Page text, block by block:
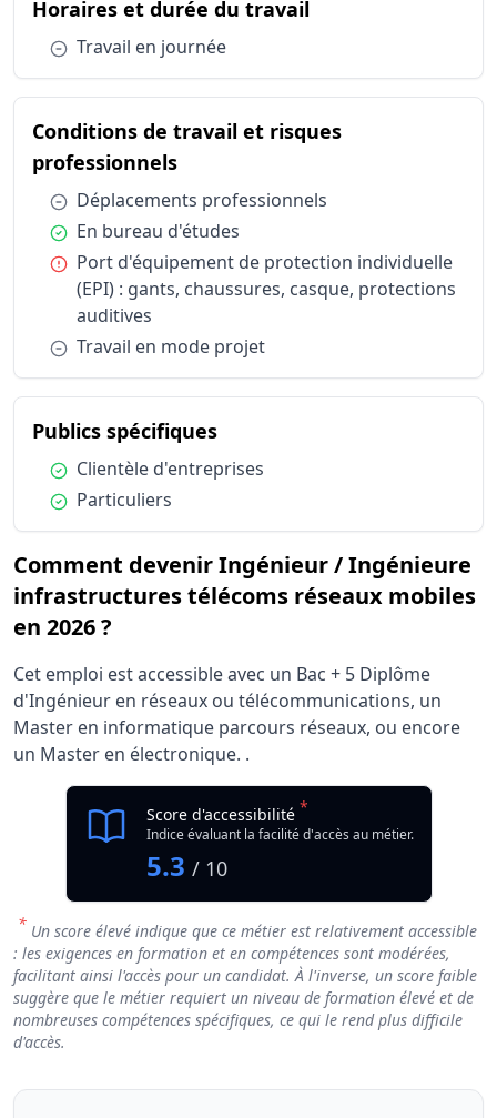
Catégorie
Horaires et durée du travail
Conditions de travail et risques professionnels
Conditions de travail et risques professionnelsEn
Conditions de travail et risques professionnels
Conditions de travail et risques professionnels
Publics spécifiques
Publics spécifiques
Horaires et durée du travaildu métier
Condition :
Travail en journée
Conditions de travail et risques
professionnelsdu métier Ingénieur /
Condition :
Déplacements professionnels
Condition :
En bureau d'études
Condition :
Port d'équipement de protection individuelle
(EPI) : gants, chaussures, casque, protections
auditives
Condition :
Travail en mode projet
Publics spécifiquesdu métier Ingénieur /
Condition :
Clientèle d'entreprises
Condition :
Particuliers
Comment devenir Ingénieur / Ingénieure
infrastructures télécoms réseaux mobiles
en 2026 ?
Cet emploi est accessible avec un Bac + 5 Diplôme
d'Ingénieur en réseaux ou télécommunications, un
Master en informatique parcours réseaux, ou encore
un Master en électronique. .
Score d'accessibilité *
Indice évaluant la facilité d'accès au métier.
5.3 / 10
* Un score élevé indique que ce métier est relativement accessible
: les exigences en formation et en compétences sont modérées,
facilitant ainsi l'accès pour un candidat. À l'inverse, un score faible
suggère que le métier requiert un niveau de formation élevé et de
nombreuses compétences spécifiques, ce qui le rend plus difficile
d'accès.